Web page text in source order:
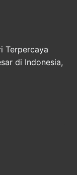
Terpercaya
di Indonesia,